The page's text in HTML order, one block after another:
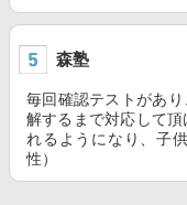
森塾
毎回確認テストがあ
解するまで対応して
れるようになり、子
性）